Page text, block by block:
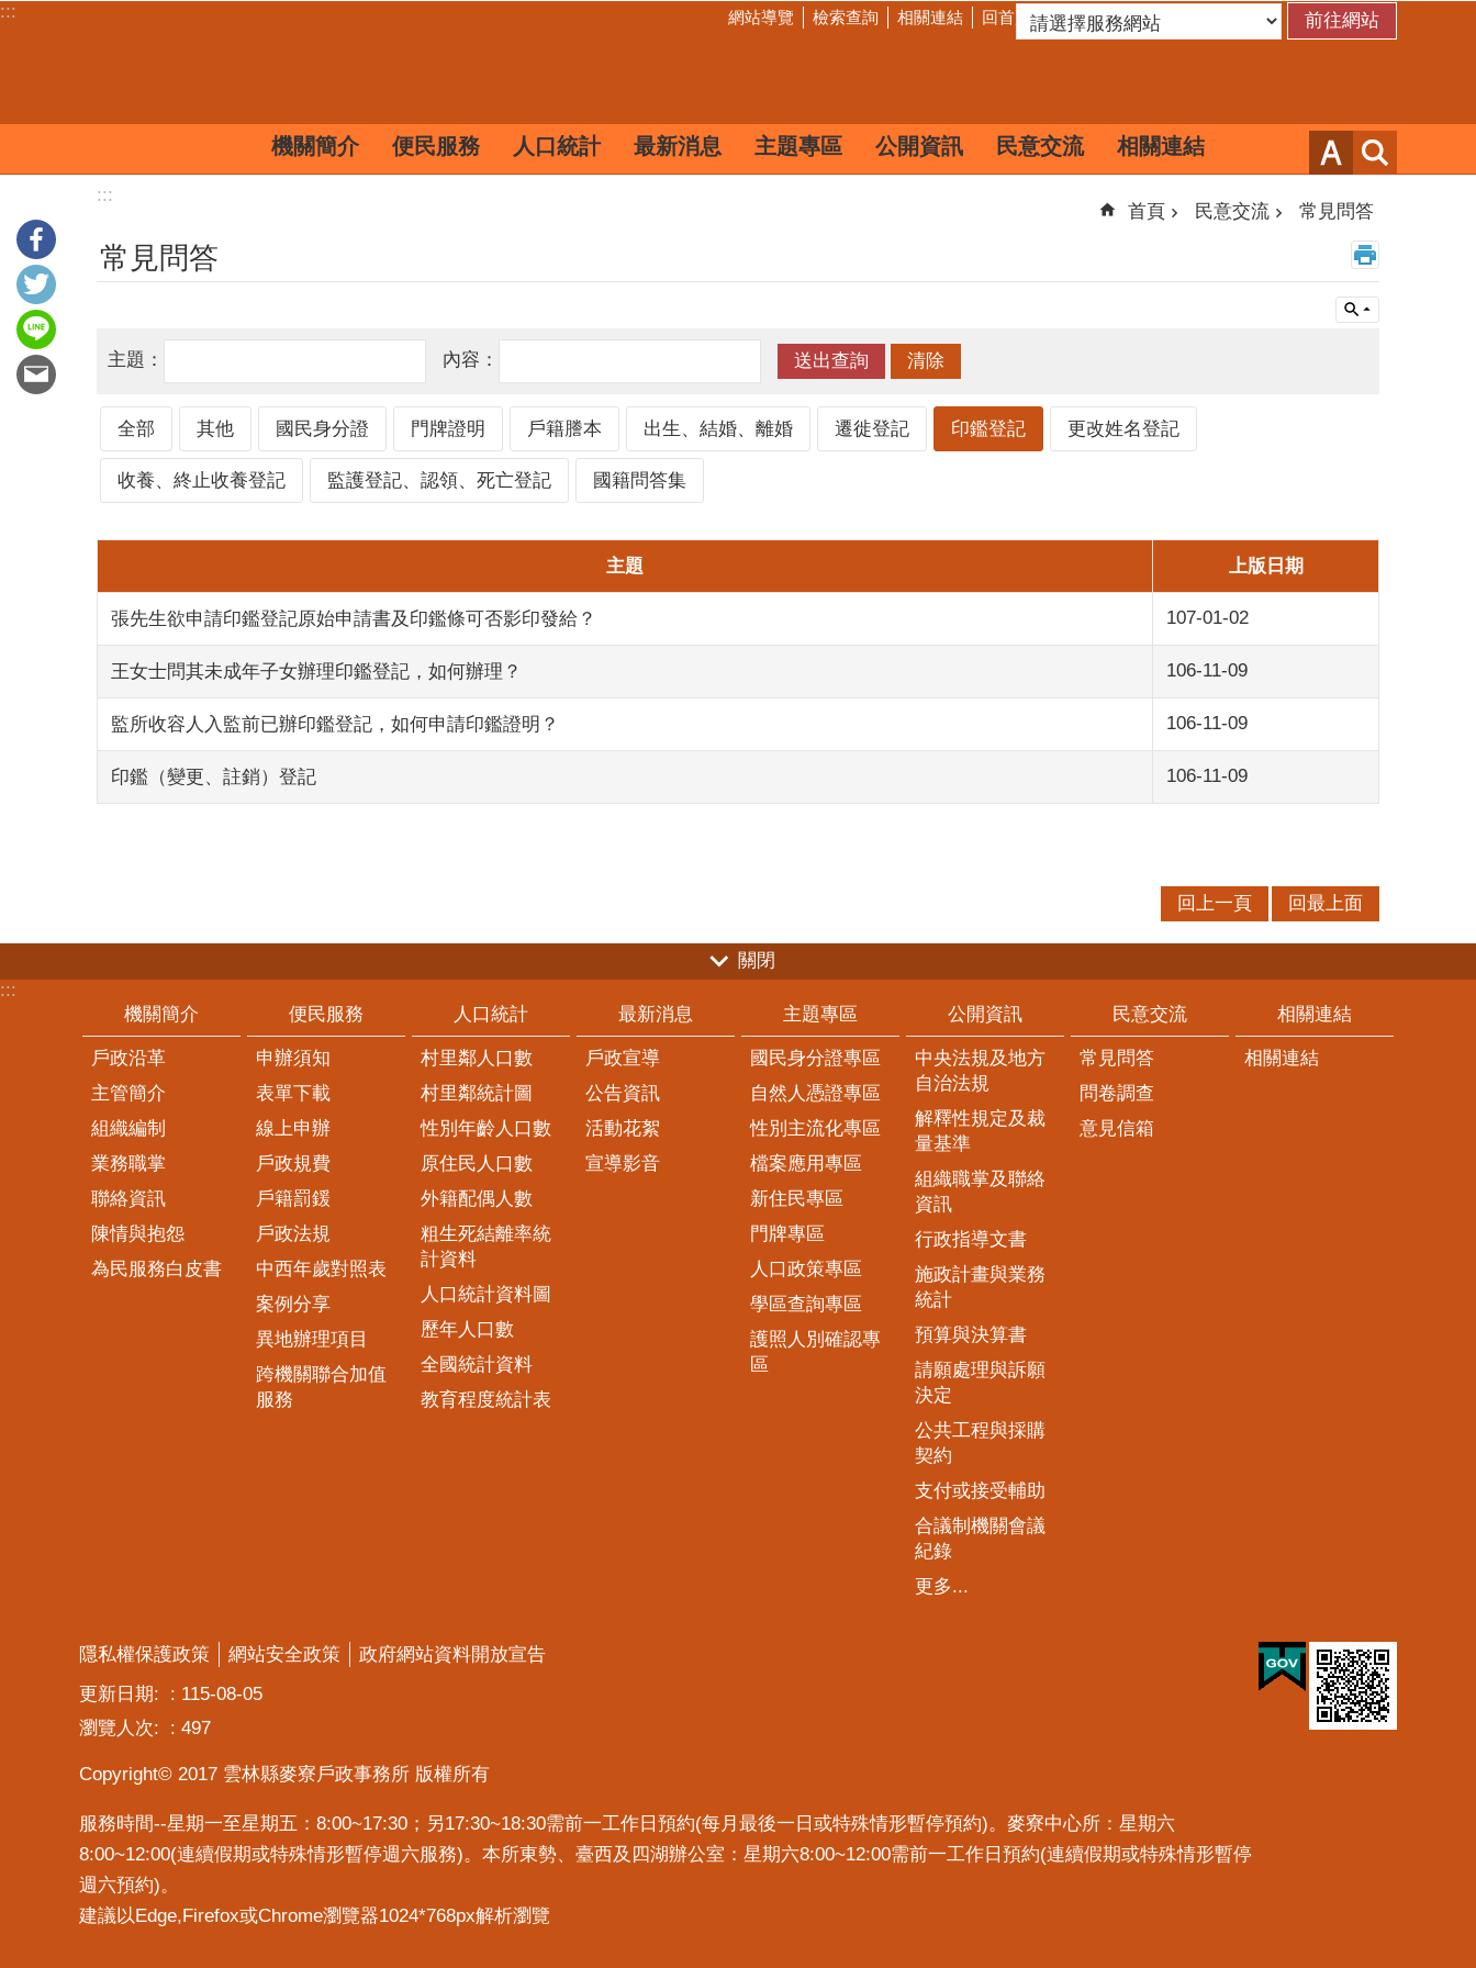
跳到主要內容區塊
::: 網站導覽 檢索查詢 相關連結 回首頁
機關簡介 便民服務 人口統計 最新消息 主題專區 公開資訊 民意交流 相關連結
:::
首頁 民意交流 常見問答
常見問答
主題： 內容：
全部 其他 國民身分證 門牌證明 戶籍謄本 出生、結婚、離婚 遷徙登記 印鑑登記 更改姓名登記
收養、終止收養登記 監護登記、認領、死亡登記 國籍問答集
主題 上版日期
張先生欲申請印鑑登記原始申請書及印鑑條可否影印發給？ 107-01-02
王女士問其未成年子女辦理印鑑登記，如何辦理？ 106-11-09
監所收容人入監前已辦印鑑登記，如何申請印鑑證明？ 106-11-09
印鑑（變更、註銷）登記 106-11-09
回上一頁 回最上面
關閉
:::
機關簡介
戶政沿革
主管簡介
組織編制
業務職掌
聯絡資訊
陳情與抱怨
為民服務白皮書
便民服務
申辦須知
表單下載
線上申辦
戶政規費
戶籍罰鍰
戶政法規
中西年歲對照表
案例分享
異地辦理項目
跨機關聯合加值
服務
人口統計
村里鄰人口數
村里鄰統計圖
性別年齡人口數
原住民人口數
外籍配偶人數
粗生死結離率統
計資料
人口統計資料圖
歷年人口數
全國統計資料
教育程度統計表
最新消息
戶政宣導
公告資訊
活動花絮
宣導影音
主題專區
國民身分證專區
自然人憑證專區
性別主流化專區
檔案應用專區
新住民專區
門牌專區
人口政策專區
學區查詢專區
護照人別確認專
區
公開資訊
中央法規及地方
自治法規
解釋性規定及裁
量基準
組織職掌及聯絡
資訊
行政指導文書
施政計畫與業務
統計
預算與決算書
請願處理與訴願
決定
公共工程與採購
契約
支付或接受輔助
合議制機關會議
紀錄
更多...
民意交流
常見問答
問卷調查
意見信箱
相關連結
相關連結
隱私權保護政策 網站安全政策
政府網站資料開放宣告
更新日期:
115-08-05
瀏覽人次:
497
Copyright© 2017 雲林縣麥寮戶政事務所 版權所有
服務時間--星期一至星期五：8:00~17:30；另17:30~18:30需前一工作日預約(每月最後一日或特殊情形暫停預約)。麥寮中心所：星期六
8:00~12:00(連續假期或特殊情形暫停週六服務)。本所東勢、臺西及四湖辦公室：星期六8:00~12:00需前一工作日預約(連續假期或特殊情形暫停
週六預約)。
建議以Edge,Firefox或Chrome瀏覽器1024*768px解析瀏覽